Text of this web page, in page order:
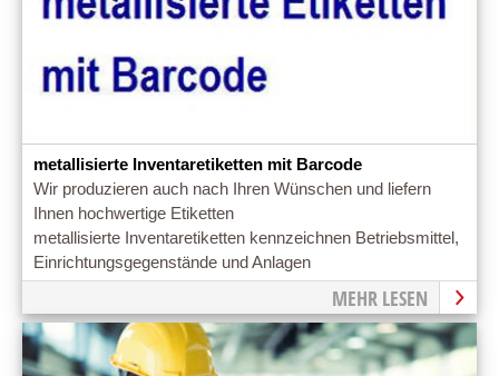
metallisierte Inventaretiketten mit Barcode
Wir produzieren auch nach Ihren Wünschen und liefern
Ihnen hochwertige Etiketten
metallisierte Inventaretiketten kennzeichnen Betriebsmittel,
Einrichtungsgegenstände und Anlagen
MEHR LESEN